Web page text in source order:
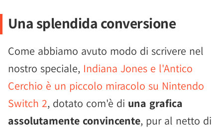
Una splendida conversione
Come abbiamo avuto modo di scrivere nel
nostro speciale, Indiana Jones e l'Antico
Cerchio è un piccolo miracolo su Nintendo
Switch 2, dotato com'è di una grafica
assolutamente convincente, pur al netto di